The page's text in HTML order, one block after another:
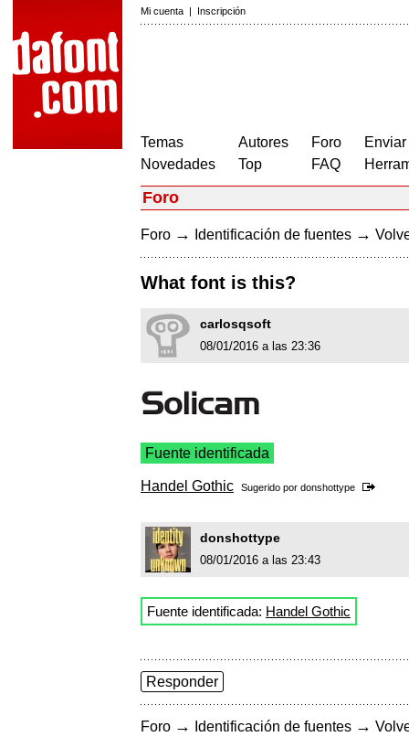
Mi cuenta | Inscripción
Temas
Novedades
Autores
Top
Foro
FAQ
Foro
Foro → Identificación de fuentes →
What font is this?
carlosqsoft
08/01/2016 a las 23:36
Fuente identificada
Handel Gothic Sugerido por donshottype
donshottype
08/01/2016 a las 23:43
Fuente identificada: Handel Gothic
Responder
Foro → Identificación de fuentes →